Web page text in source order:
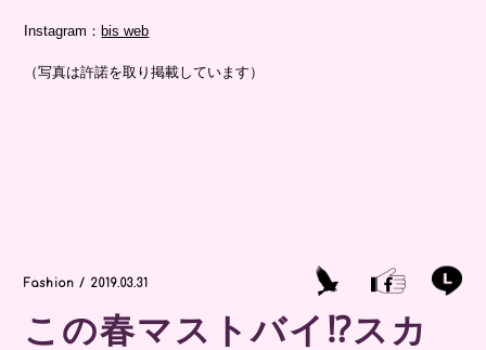
Instagram： bis web
（写真は許諾を取り掲載しています）
Fashion / 2019.03.31
この春マストバイ⁉スカ